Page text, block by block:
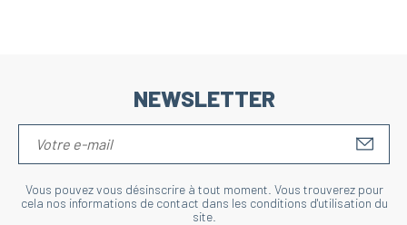
NEWSLETTER
Vous pouvez vous désinscrire à tout moment. Vous trouverez pour
cela nos informations de contact dans les conditions d'utilisation du
site.